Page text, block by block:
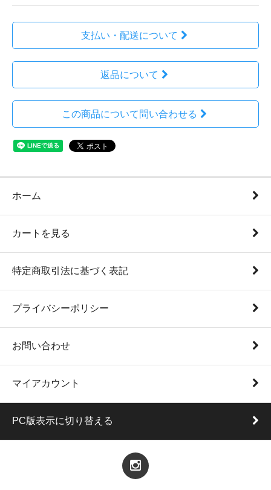
支払い・配送について
返品について
この商品について問い合わせる
ホーム
カートを見る
特定商取引法に基づく表記
プライバシーポリシー
お問い合わせ
マイアカウント
PC版表示に切り替える